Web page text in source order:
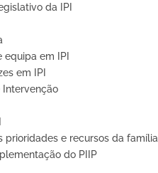
da IPI
equipa em IPI
em IPI
Intervenção
prioridades e recursos da família
do PIIP